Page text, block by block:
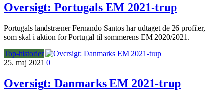
Oversigt: Portugals EM 2021-trup
Portugals landstræner Fernando Santos har udtaget de 26 profiler,
som skal i aktion for Portugal til sommerens EM 2020/2021.
Top-historier
25. maj 2021 0
Oversigt: Danmarks EM 2021-trup